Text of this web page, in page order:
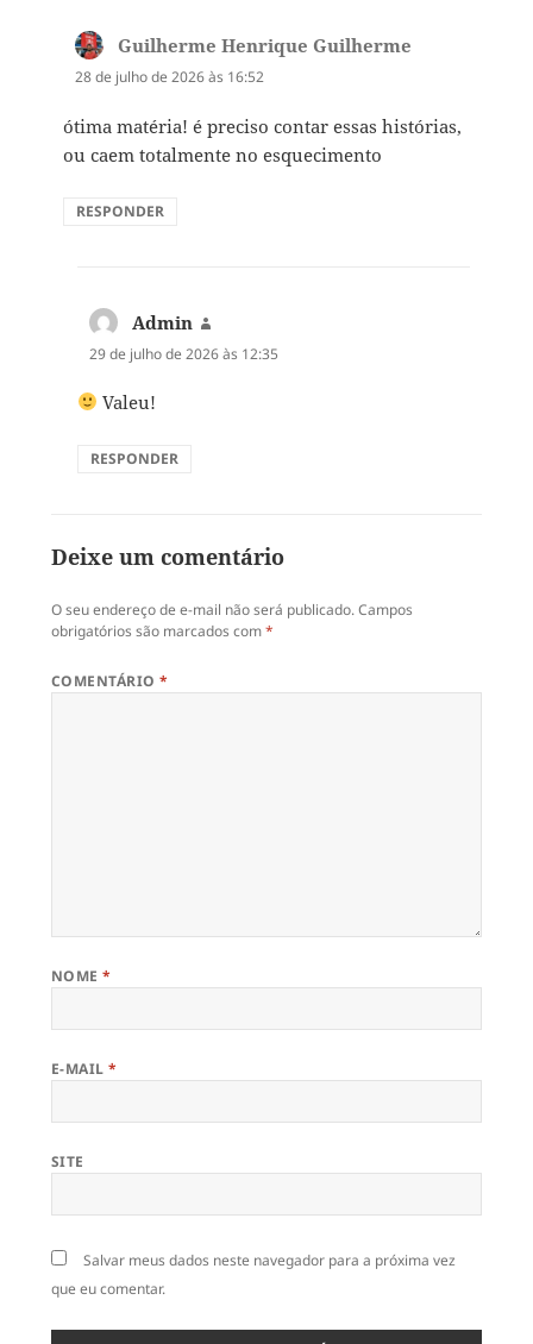
Guilherme Henrique Guilherme
28 de julho de 2026 às 16:52
ótima matéria! é preciso contar essas histórias,
ou caem totalmente no esquecimento
RESPONDER
Admin
29 de julho de 2026 às 12:35
Valeu!
RESPONDER
Deixe um comentário
O seu endereço de e-mail não será publicado.Campos
obrigatórios são marcados com*
COMENTÁRIO*
NOME*
E-MAIL*
SITE
Salvar meus dados neste navegador para a próxima vez
que eu comentar.